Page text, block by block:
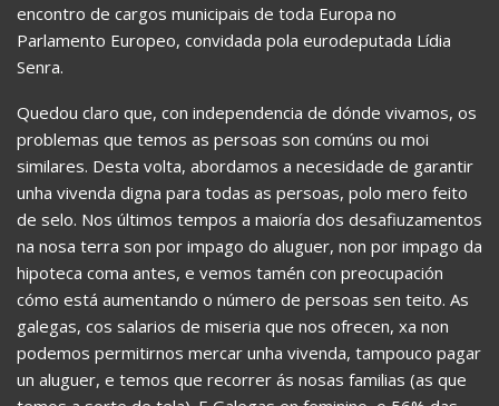
encontro de cargos municipais de toda Europa no
Parlamento Europeo, convidada pola eurodeputada Lídia
Senra.
Quedou claro que, con independencia de dónde vivamos, os
problemas que temos as persoas son comúns ou moi
similares. Desta volta, abordamos a necesidade de garantir
unha vivenda digna para todas as persoas, polo mero feito
de selo. Nos últimos tempos a maioría dos desafiuzamentos
na nosa terra son por impago do aluguer, non por impago da
hipoteca coma antes, e vemos tamén con preocupación
cómo está aumentando o número de persoas sen teito. As
galegas, cos salarios de miseria que nos ofrecen, xa non
podemos permitirnos mercar unha vivenda, tampouco pagar
un aluguer, e temos que recorrer ás nosas familias (as que